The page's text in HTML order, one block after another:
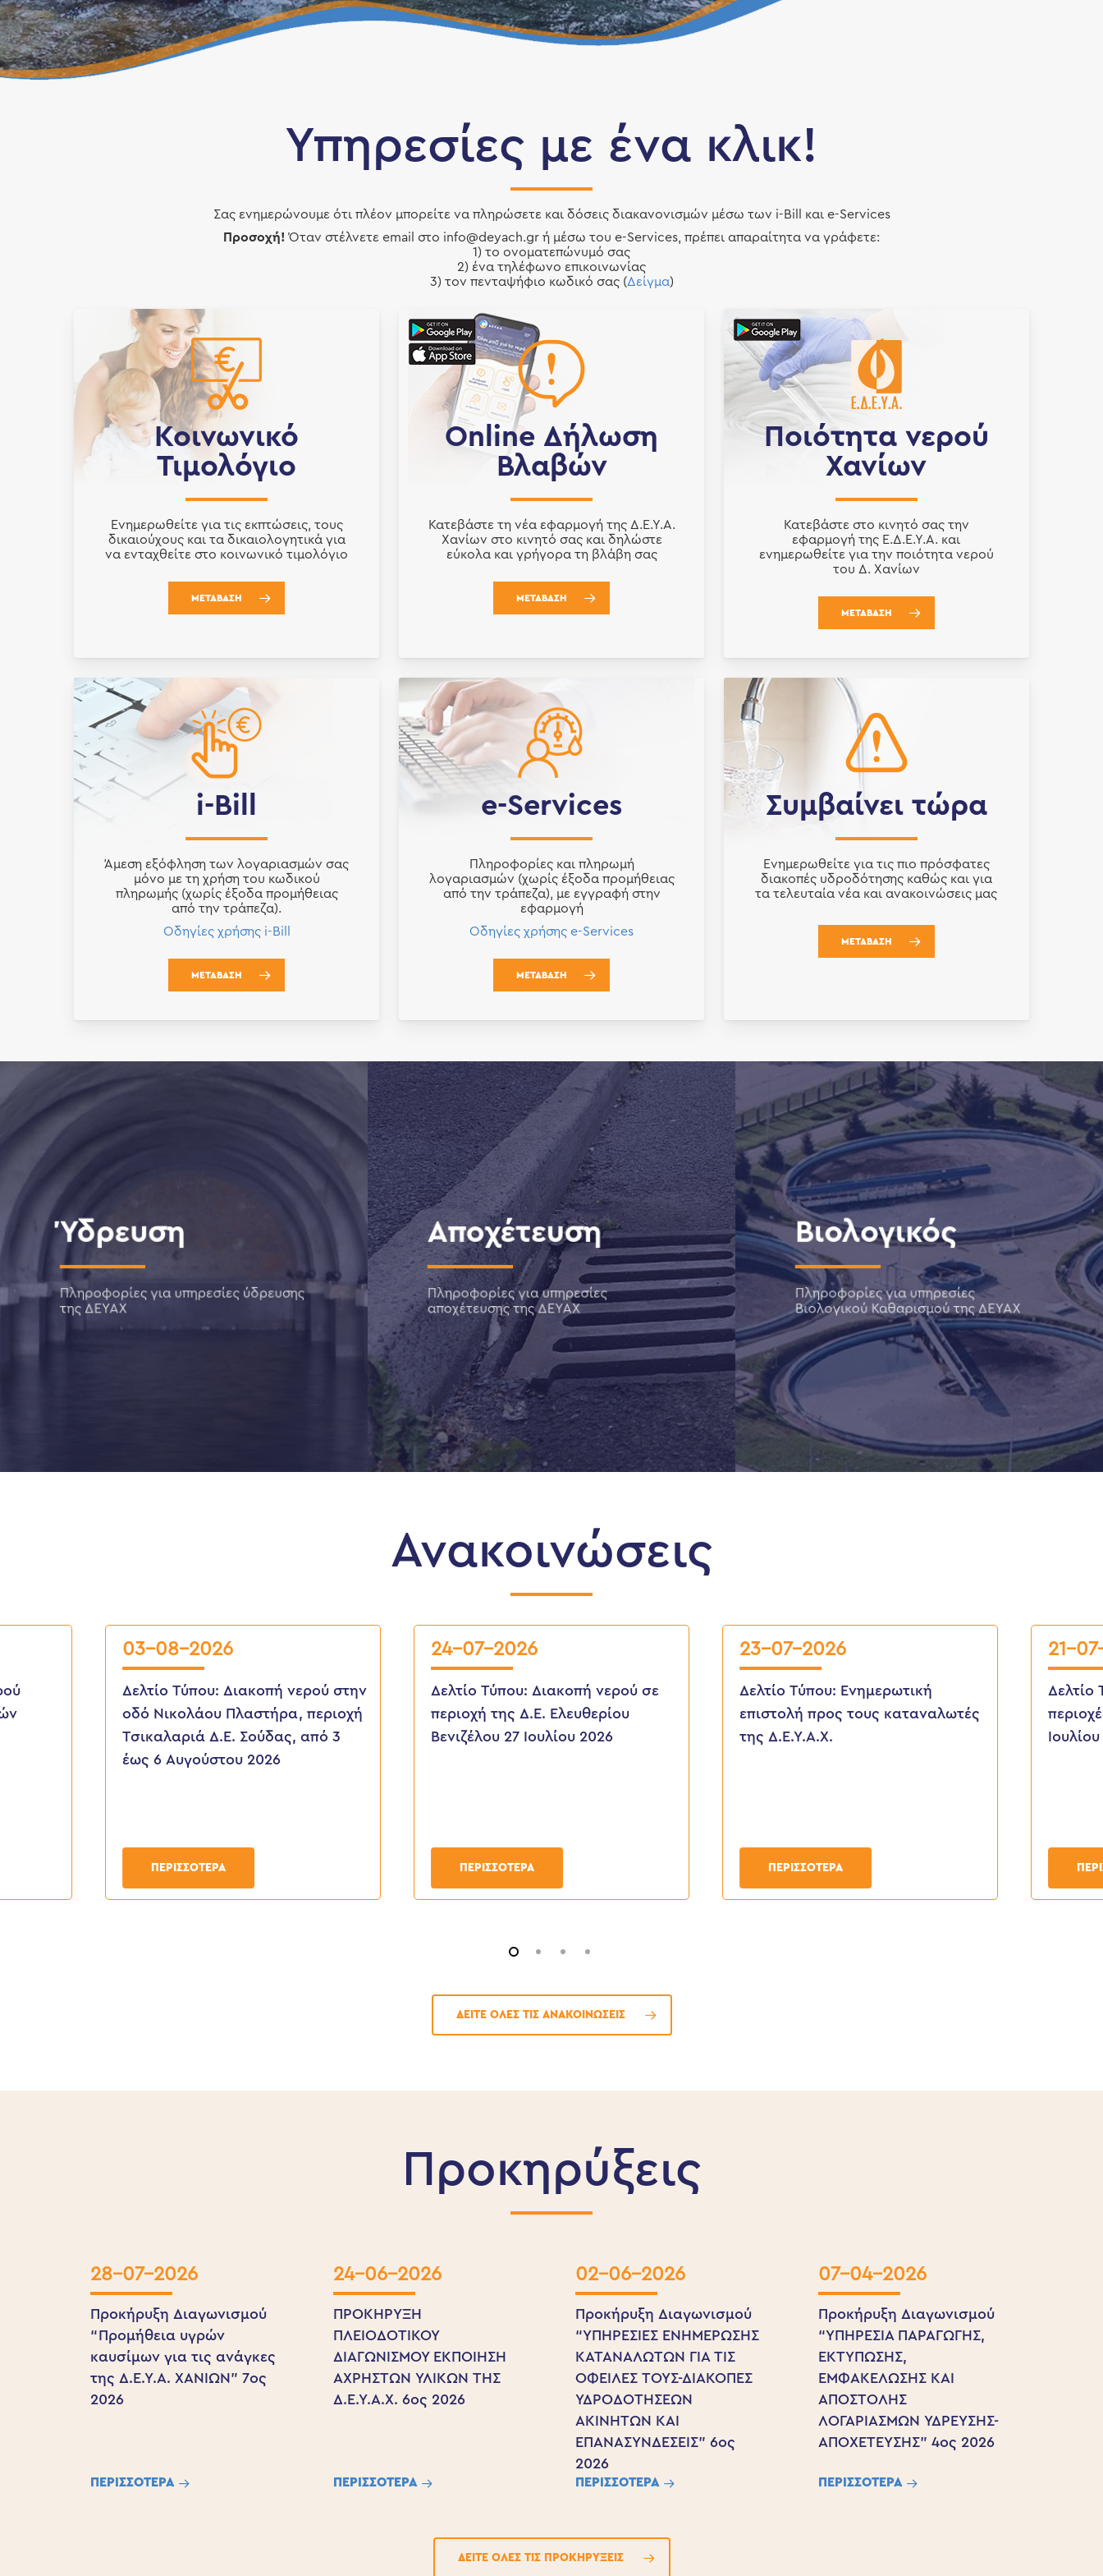
Hit enter to search or ESC to close
Υπηρεσίες με ένα κλικ!
Σας ενημερώνουμε ότι πλέον μπορείτε να πληρώσετε και δόσεις διακανονισμών μέσω των i-Bill και e-Services
Προσοχή! Όταν στέλνετε email στο info@deyach.gr ή μέσω του e-Services, πρέπει απαραίτητα να γράφετε:
1) το ονοματεπώνυμό σας
2) ένα τηλέφωνο επικοινωνίας
3) τον πενταψήφιο κωδικό σας (Δείγμα)
Κοινωνικό
Τιμολόγιο
Ενημερωθείτε για τις εκπτώσεις, τους
δικαιούχους και τα δικαιολογητικά για
να ενταχθείτε στο κοινωνικό τιμολόγιο
ΜΕΤΑΒΑΣΗ
Online Δήλωση
Βλαβών
Κατεβάστε τη νέα εφαρμογή της Δ.Ε.Υ.Α.
Χανίων στο κινητό σας και δηλώστε
εύκολα και γρήγορα τη βλάβη σας
ΜΕΤΑΒΑΣΗ
Ποιότητα νερού
Χανίων
Κατεβάστε στο κινητό σας την
εφαρμογή της Ε.Δ.Ε.Υ.Α. και
ενημερωθείτε για την ποιότητα νερού
του Δ. Χανίων
ΜΕΤΑΒΑΣΗ
i-Bill
Άμεση εξόφληση των λογαριασμών σας
μόνο με τη χρήση του κωδικού
πληρωμής (χωρίς έξοδα προμήθειας
από την τράπεζα).
Οδηγίες χρήσης i-Bill
ΜΕΤΑΒΑΣΗ
e-Services
Πληροφορίες και πληρωμή
λογαριασμών (χωρίς έξοδα προμήθειας
από την τράπεζα), με εγγραφή στην
εφαρμογή
Οδηγίες χρήσης e-Services
ΜΕΤΑΒΑΣΗ
Συμβαίνει τώρα
Ενημερωθείτε για τις πιο πρόσφατες
διακοπές υδροδότησης καθώς και για
τα τελευταία νέα και ανακοινώσεις μας
ΜΕΤΑΒΑΣΗ
Ύδρευση
Πληροφορίες για υπηρεσίες ύδρευσης
της ΔΕΥΑΧ
Αποχέτευση
Πληροφορίες για υπηρεσίες
αποχέτευσης της ΔΕΥΑΧ
Βιολογικός
Πληροφορίες για υπηρεσίες
Βιολογικού Καθαρισμού της ΔΕΥΑΧ
Ανακοινώσεις
03-08-2026
Δελτίο Τύπου: Διακοπή νερού στην
οδό Νικολάου Πλαστήρα, περιοχή
Τσικαλαριά Δ.Ε. Σούδας, από 3
έως 6 Αυγούστου 2026
ΠΕΡΙΣΣΟΤΕΡΑ
24-07-2026
Δελτίο Τύπου: Διακοπή νερού σε
περιοχή της Δ.Ε. Ελευθερίου
Βενιζέλου 27 Ιουλίου 2026
ΠΕΡΙΣΣΟΤΕΡΑ
23-07-2026
Δελτίο Τύπου: Eνημερωτική
επιστολή προς τους καταναλωτές
της Δ.Ε.Υ.Α.Χ.
ΠΕΡΙΣΣΟΤΕΡΑ
21-
Δελτίο
ΔΕΙΤΕ ΟΛΕΣ ΤΙΣ ΑΝΑΚΟΙΝΩΣΕΙΣ
Προκηρύξεις
28-07-2026
Προκήρυξη Διαγωνισμού
“Προμήθεια υγρών
καυσίμων για τις ανάγκες
της Δ.Ε.Υ.Α. ΧΑΝΙΩΝ” 7ος
2026
ΠΕΡΙΣΣΟΤΕΡΑ
24-06-2026
ΠΡΟΚΗΡΥΞΗ
ΠΛΕΙΟΔΟΤΙΚΟΥ
ΔΙΑΓΩΝΙΣΜΟΥ ΕΚΠΟΙΗΣΗ
ΑΧΡΗΣΤΩΝ ΥΛΙΚΩΝ ΤΗΣ
Δ.Ε.Υ.Α.Χ. 6ος 2026
ΠΕΡΙΣΣΟΤΕΡΑ
02-06-2026
Προκήρυξη Διαγωνισμού
“ΥΠΗΡΕΣΙΕΣ ΕΝΗΜΕΡΩΣΗΣ
ΚΑΤΑΝΑΛΩΤΩΝ ΓΙΑ ΤΙΣ
ΟΦΕΙΛΕΣ ΤΟΥΣ-ΔΙΑΚΟΠΕΣ
ΥΔΡΟΔΟΤΗΣΕΩΝ
ΑΚΙΝΗΤΩΝ ΚΑΙ
ΕΠΑΝΑΣΥΝΔΕΣΕΙΣ” 6ος
2026
ΠΕΡΙΣΣΟΤΕΡΑ
07-04-2026
Προκήρυξη Διαγωνισμού
“ΥΠΗΡΕΣΙΑ ΠΑΡΑΓΩΓΗΣ,
ΕΚΤΥΠΩΣΗΣ,
ΕΜΦΑΚΕΛΩΣΗΣ ΚΑΙ
ΑΠΟΣΤΟΛΗΣ
ΛΟΓΑΡΙΑΣΜΩΝ ΥΔΡΕΥΣΗΣ-
ΑΠΟΧΕΤΕΥΣΗΣ” 4ος 2026
ΠΕΡΙΣΣΟΤΕΡΑ
ΔΕΙΤΕ ΟΛΕΣ ΤΙΣ ΠΡΟΚΗΡΥΞΕΙΣ